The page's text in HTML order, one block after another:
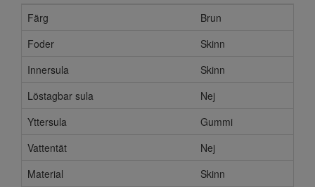
Färg
Brun
Foder
Skinn
Innersula
Skinn
Löstagbar sula
Nej
Yttersula
Gummi
Vattentät
Nej
Material
Skinn